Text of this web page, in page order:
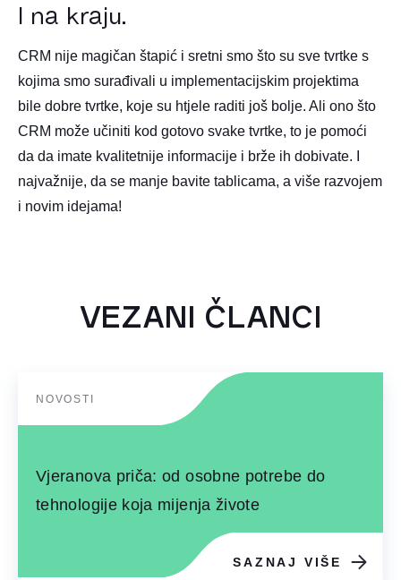
I na kraju…
CRM nije magičan štapić i sretni smo što su sve tvrtke s
kojima smo surađivali u implementacijskim projektima
bile dobre tvrtke, koje su htjele raditi još bolje. Ali ono što
CRM može učiniti kod gotovo svake tvrtke, to je pomoći
da da imate kvalitetnije informacije i brže ih dobivate. I
najvažnije, da se manje bavite tablicama, a više razvojem
i novim idejama!
VEZANI ČLANCI
NOVOSTI
Vjeranova priča: od osobne potrebe do
tehnologije koja mijenja živote
SAZNAJ VIŠE